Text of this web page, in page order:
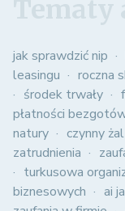
jak sprawdzić nip
leasingu
roczna
środek trwały
płatności
natury
czynny
zatrudnienia
turkusowa
biznesowych
ai